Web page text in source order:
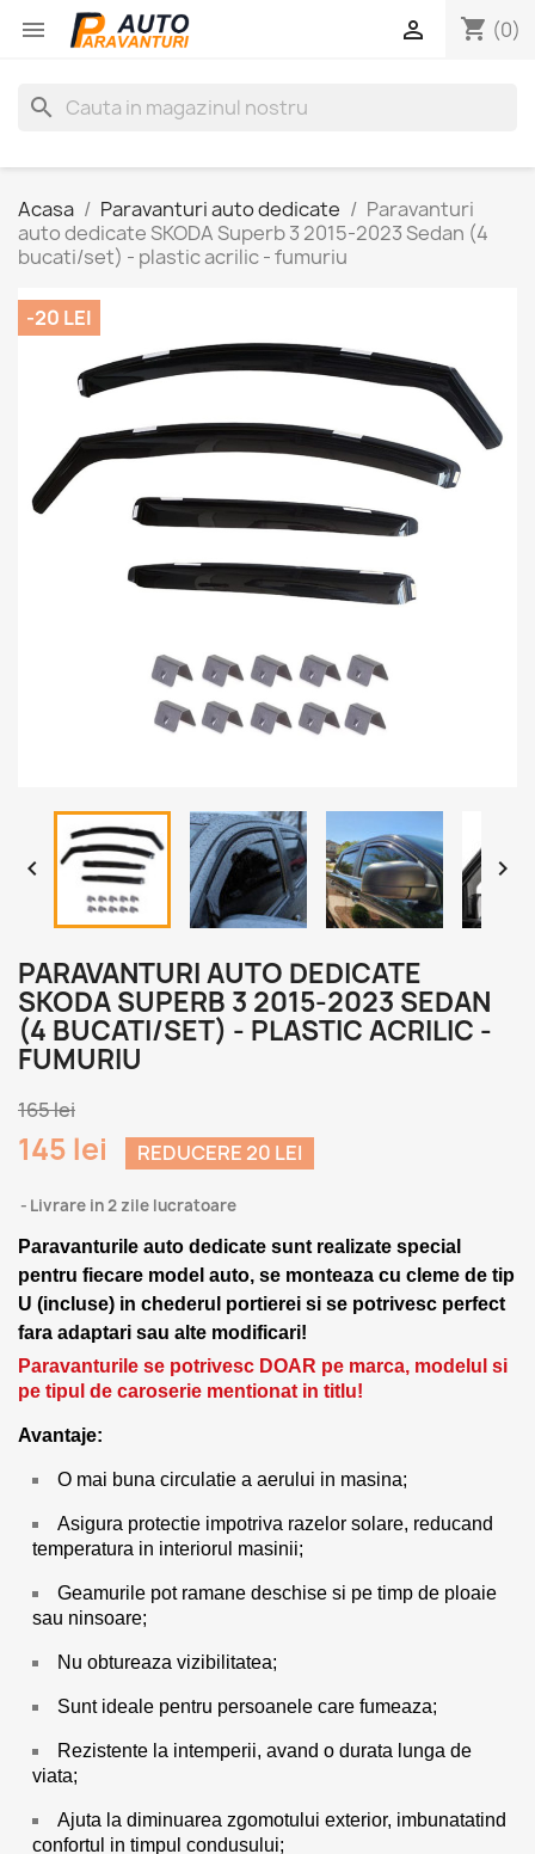
 shopping_cart (0)

search
Acasa Paravanturi auto dedicate
Paravanturi
auto dedicate SKODA Superb 3 2015-2023 Sedan (4
bucati/set) - plastic acrilic - fumuriu
-20 LEI
 
PARAVANTURI AUTO DEDICATE
SKODA SUPERB 3 2015-2023 SEDAN
(4 BUCATI/SET) - PLASTIC ACRILIC -
FUMURIU
165 lei
145 lei REDUCERE 20 LEI
Livrare in 2 zile lucratoare
Paravanturile auto dedicate sunt realizate special
pentru fiecare model auto, se monteaza cu cleme de tip
U (incluse) in chederul portierei si se potrivesc perfect
fara adaptari sau alte modificari!
Paravanturile se potrivesc DOAR pe marca, modelul si
pe tipul de caroserie mentionat in titlu!
Avantaje:
O mai buna circulatie a aerului in masina;
Asigura protectie impotriva razelor solare, reducand
temperatura in interiorul masinii;
Geamurile pot ramane deschise si pe timp de ploaie
sau ninsoare;
Nu obtureaza vizibilitatea;
Sunt ideale pentru persoanele care fumeaza;
Rezistente la intemperii, avand o durata lunga de
viata;
Ajuta la diminuarea zgomotului exterior, imbunatatind
confortul in timpul condusului;